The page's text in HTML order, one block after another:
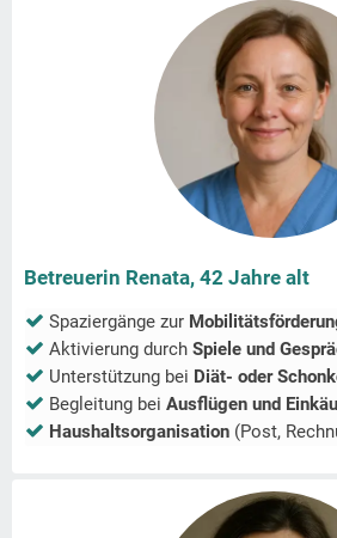
Betreuerin Renata, 42 Jahre alt
Spaziergänge zur
Aktivierung durch Spiele und
Unterstützung bei Diät- oder
Begleitung bei Ausflügen und
Haushaltsorganisation (Post,